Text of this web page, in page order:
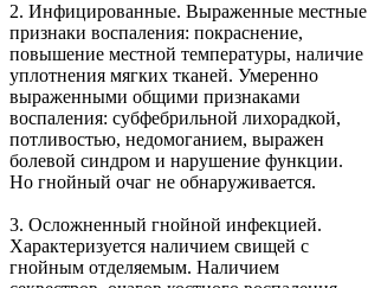
2. Инфицированные. Выраженные местные
признаки воспаления: покраснение,
повышение местной температуры, наличие
уплотнения мягких тканей. Умеренно
выраженными общими признаками
воспаления: субфебрильной лихорадкой,
потливостью, недомоганием, выражен
болевой синдром и нарушение функции.
Но гнойный очаг не обнаруживается.
3. Осложненный гнойной инфекцией.
Характеризуется наличием свищей с
гнойным отделяемым. Наличием